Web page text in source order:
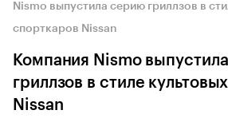
Nismo выпустила серию гриллзов в
спорткаров Nissan
Компания Nismo
гриллзов в стиле
Nissan